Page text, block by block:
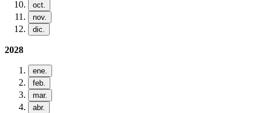
oct.
nov.
dic.
2028
ene.
feb.
mar.
abr.